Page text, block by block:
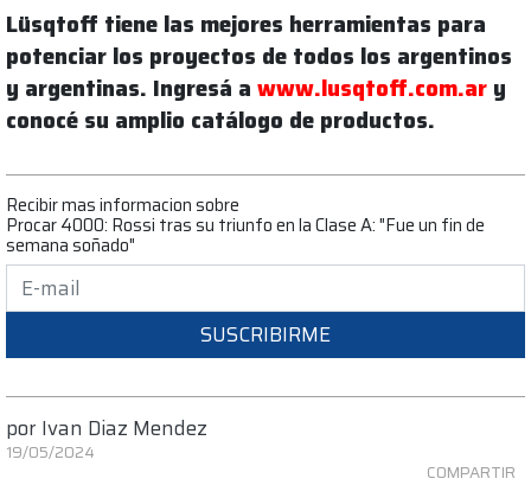
Lüsqtoff tiene las mejores herramientas para
potenciar los proyectos de todos los argentinos
y argentinas. Ingresá a www.lusqtoff.com.ar y
conocé su amplio catálogo de productos.
Recibir mas informacion sobre
Procar 4000: Rossi tras su triunfo en la Clase A: "Fue un fin de
semana soñado"
SUSCRIBIRME
por Ivan Diaz Mendez
19/05/2024
COMPARTIR